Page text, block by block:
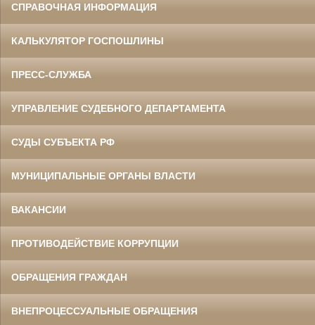
СПРАВОЧНАЯ ИНФОРМАЦИЯ
КАЛЬКУЛЯТОР ГОСПОШЛИНЫ
ПРЕСС-СЛУЖБА
УПРАВЛЕНИЕ СУДЕБНОГО ДЕПАРТАМЕНТА
СУДЫ СУБЪЕКТА РФ
МУНИЦИПАЛЬНЫЕ ОРГАНЫ ВЛАСТИ
ВАКАНСИИ
ПРОТИВОДЕЙСТВИЕ КОРРУПЦИИ
ОБРАЩЕНИЯ ГРАЖДАН
ВНЕПРОЦЕССУАЛЬНЫЕ ОБРАЩЕНИЯ